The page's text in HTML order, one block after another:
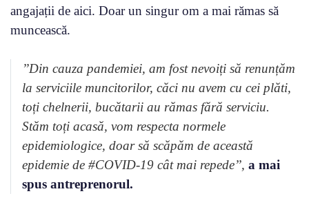
angajații de aici. Doar un singur om a mai rămas să
muncească.
’’Din cauza pandemiei, am fost nevoiți să renunțăm
la serviciile muncitorilor, căci nu avem cu cei plăti,
toți chelnerii, bucătarii au rămas fără serviciu.
Stăm toți acasă, vom respecta normele
epidemiologice, doar să scăpăm de această
epidemie de #COVID-19 cât mai repede’’, a mai
spus antreprenorul.